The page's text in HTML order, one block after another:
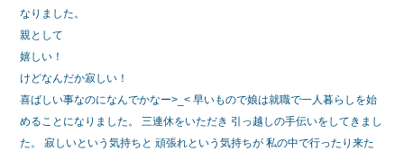
なりました。
親として
嬉しい！
けどなんだか寂しい！
喜ばしい事なのになんでかなー>_< 早いもので娘は就職で一人暮らしを始
めることになりました。 三連休をいただき 引っ越しの手伝いをしてきまし
た。 寂しいという気持ちと 頑張れという気持ちが 私の中で行ったり来た